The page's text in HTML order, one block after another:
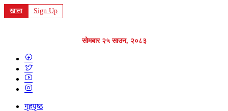
खाता Sign Up
सोमबार २५ साउन, २०८३
गृहपृष्ठ